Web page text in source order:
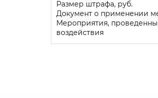
Размер штрафа, руб.
Документ о применении
Мероприятия,
воздействия